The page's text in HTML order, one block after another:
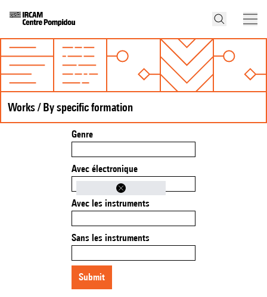
Works / By specific formation
Genre
Avec électronique
Avec les instruments
Sans les instruments
submit